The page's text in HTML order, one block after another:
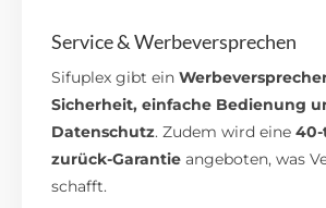
Service & Werbeversprechen
Sifuplex gibt ein
Sicherheit, einfache Bedienung
Datenschutz. Zudem wird eine40-
zurück-Garantie angeboten, was
schafft.